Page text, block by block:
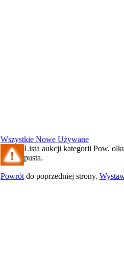
Wszystkie Nowe Używane
Lista aukcji kategorii Pow.
pusta.
Powrót do poprzedniej strony.